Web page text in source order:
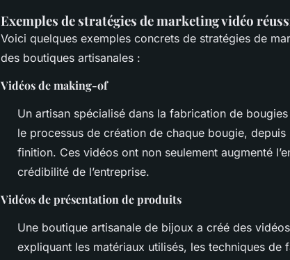
Exemples de stratégies de marketing vidéo
Voici quelques exemples concrets de stratégies de
des boutiques artisanales :
Vidéos de making-of
Un artisan spécialisé dans la fabrication de
le processus de création de chaque bougie, depuis
finition. Ces vidéos ont non seulement augmenté
crédibilité de l’entreprise.
Vidéos de présentation de produits
Une boutique artisanale de bijoux a créé des
expliquant les matériaux utilisés, les techniques